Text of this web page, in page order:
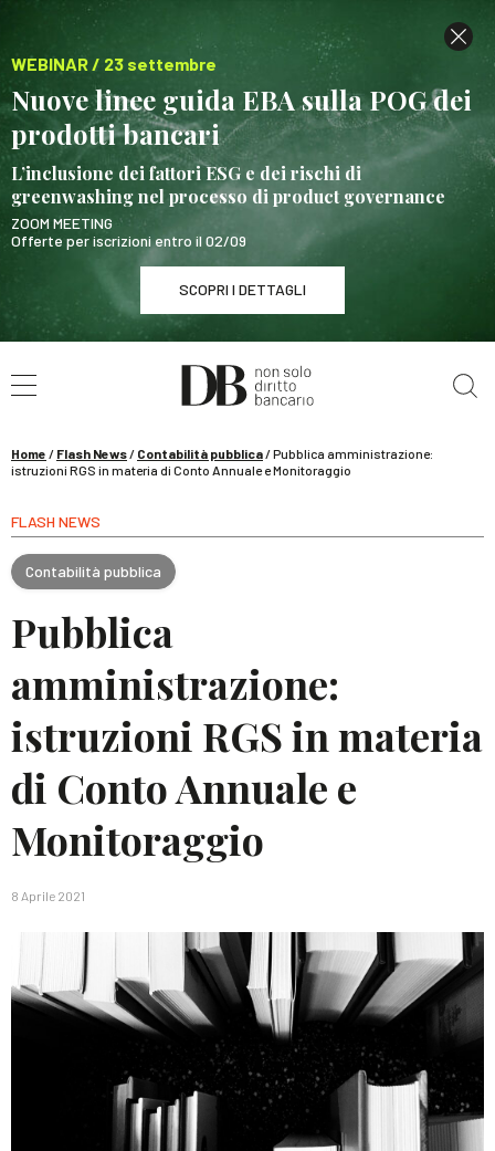
WEBINAR / 23 settembre
Nuove linee guida EBA sulla POG dei
prodotti bancari
L’inclusione dei fattori ESG e dei rischi di
greenwashing nel processo di product governance
ZOOM MEETING
Offerte per iscrizioni entro il 02/09
SCOPRI I DETTAGLI
WEBINAR / 23 settembre
Nuove linee guida EBA sulla POG dei prodotti
SCOPRI I DETTAGLI
Home / Flash News/ Contabilità pubblica/Pubblica amministrazione:
istruzioni RGS in materia di Conto Annuale e Monitoraggio
FLASH NEWS
Contabilità pubblica
Pubblica
amministrazione:
istruzioni RGS in materia
di Conto Annuale e
Monitoraggio
8 Aprile 2021